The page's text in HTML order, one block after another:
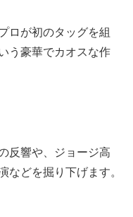
ロが初のタッグを組
う豪華でカオスな作
反響や、ジョージ高
などを掘り下げます。